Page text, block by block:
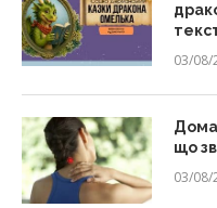
03/08/
що
03/08/